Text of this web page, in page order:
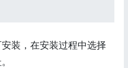
装，在安装过程中选择